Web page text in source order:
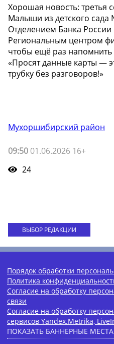
Хорошая новость: третья
Малыши из детского сада
Отделением Банка России
Региональным центром
чтобы ещё раз
«Просят данные карты —
трубку без разговоров!»
Мухоршибирский район
09:50 01.06.2026 16+
24
ВЫБОР РЕДАКЦИИ
Порядок обработки
Политика
Согласие на обработку
связи
Согласие на обработку
сервисов Yandex.Metrika,
ПОКАЗАТЬ БАННЕРНЫЕ МЕСТА